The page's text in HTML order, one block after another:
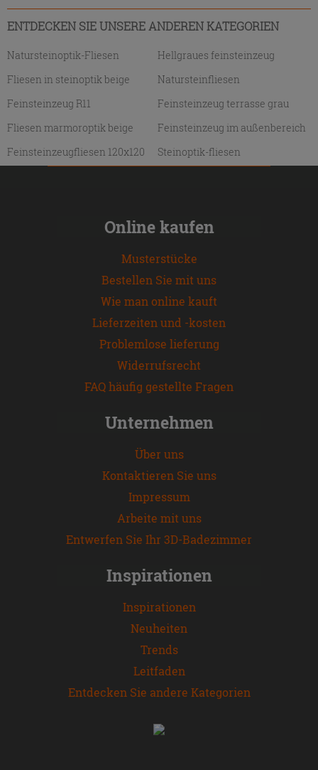
ENTDECKEN SIE UNSERE ANDEREN KATEGORIEN
Natursteinoptik-Fliesen
Hellgraues feinsteinzeug
Fliesen in steinoptik beige
Natursteinfliesen
Feinsteinzeug R11
Feinsteinzeug terrasse grau
Fliesen marmoroptik beige
Feinsteinzeug im außenbereich
Feinsteinzeugfliesen 120x120
Steinoptik-fliesen
Online kaufen
Musterstücke
Bestellen Sie mit uns
Wie man online kauft
Lieferzeiten und -kosten
Problemlose lieferung
Widerrufsrecht
FAQ häufig gestellte Fragen
Unternehmen
Über uns
Kontaktieren Sie uns
Impressum
Arbeite mit uns
Entwerfen Sie Ihr 3D-Badezimmer
Inspirationen
Inspirationen
Neuheiten
Trends
Leitfaden
Entdecken Sie andere Kategorien